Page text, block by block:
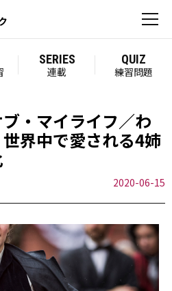
SERIES
連載
QUIZ
練習問題
ブ・マイライフ／わ
界中で愛される4姉
2020-06-15